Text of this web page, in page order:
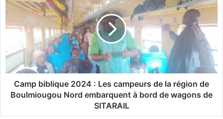
(
O
0
2
m
b
i
2
Camp biblique 2024 : Les campeurs de la région de
Boulmiougou Nord embarquent à bord de wagons de
SITARAIL